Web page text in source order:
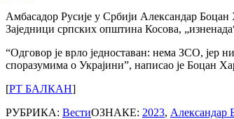
Link
Share
Амбасадор Русије у Србији Александар Боцан
Заједници српских општина Косова,
“Одговор је врло једноставан: нема ЗСО,
споразумима о Украјини”, написао је Боцан
[РТ БАЛКАН]
РУБРИКА: ВестиОЗНАКЕ: 2023, Александар